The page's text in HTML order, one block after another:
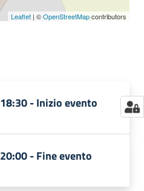
Leaflet | ©OpenStreetMapcontributors
18:30 -Inizio evento
20:00 -Fine evento